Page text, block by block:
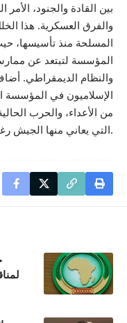
بين القادة والجنود،
والفرق العسكرية. هذا
المسلحة منذ تأسيسها،
المؤسسة لتبتعد عن
والنظام الديمقراطي.
الإسلاميون في المؤسسة
من الأعداء، والحرب
التي يعاني منها الجيش رغم إمكانياته المادية والبشرية.